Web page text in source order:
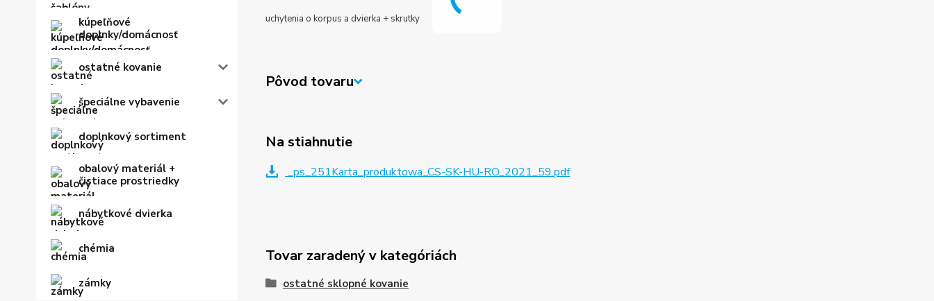
kúpeľňové
doplnky/domácnosť
ostatné kovanie
špeciálne vybavenie
doplnkový sortiment
obalový materiál +
čistiace prostriedky
nábytkové dvierka
chémia
zámky
uchytenia o korpus a dvierka + skrutky
Pôvod tovaru
Na stiahnutie
_ps_251Karta_produktowa_CS-SK-HU-RO_2021_59.pdf
Tovar zaradený v kategóriách
ostatné sklopné kovanie